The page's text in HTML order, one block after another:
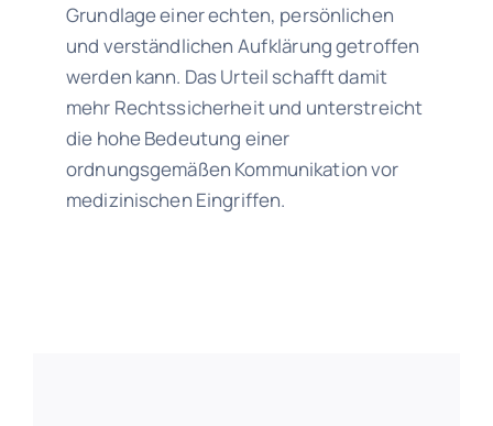
Grundlage einer echten, persönlichen
und verständlichen Aufklärung getroffen
werden kann. Das Urteil schafft damit
mehr Rechtssicherheit und unterstreicht
die hohe Bedeutung einer
ordnungsgemäßen Kommunikation vor
medizinischen Eingriffen.